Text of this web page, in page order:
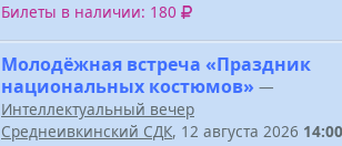
Билеты в наличии: 180
Молодёжная встреча «Праздник
национальных костюмов» —
Интеллектуальный вечер
Среднеивкинский СДК, 12 августа 2026 14:00